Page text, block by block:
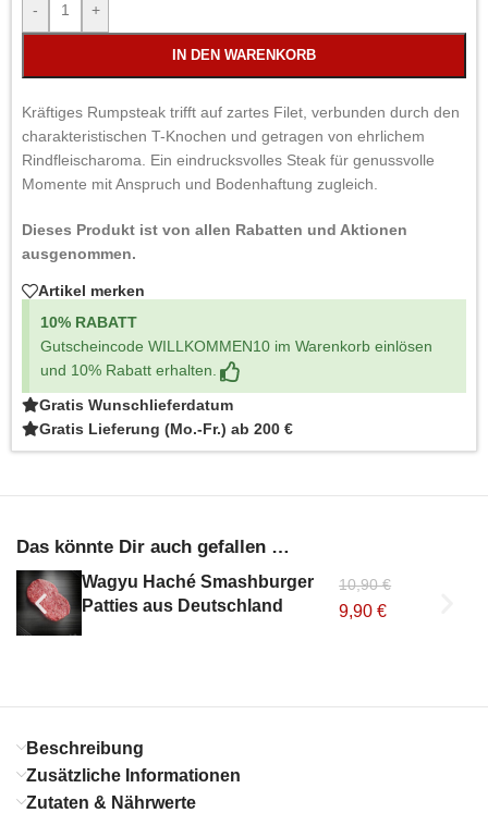
- +
IN DEN WARENKORB
Kräftiges Rumpsteak trifft auf zartes Filet, verbunden durch den
charakteristischen T-Knochen und getragen von ehrlichem
Rindfleischaroma. Ein eindrucksvolles Steak für genussvolle
Momente mit Anspruch und Bodenhaftung zugleich.
Dieses Produkt ist von allen Rabatten und Aktionen
ausgenommen.
Artikel merken
10% RABATT
Gutscheincode WILLKOMMEN10 im Warenkorb einlösen
und 10% Rabatt erhalten.
Gratis Wunschlieferdatum
Gratis Lieferung (Mo.-Fr.) ab 200 €
Das könnte Dir auch gefallen …
Wagyu Haché Smashburger
Patties aus Deutschland
10,90€
9,90€
Beschreibung
Zusätzliche Informationen
Zutaten & Nährwerte